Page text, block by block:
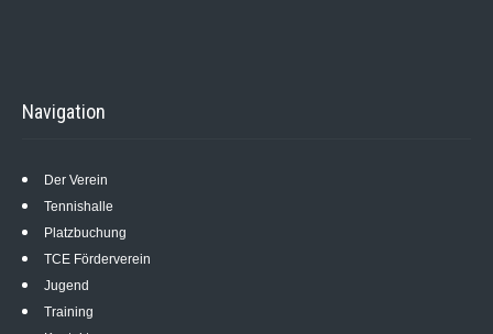
Navigation
Der Verein
Tennishalle
Platzbuchung
TCE Förderverein
Jugend
Training